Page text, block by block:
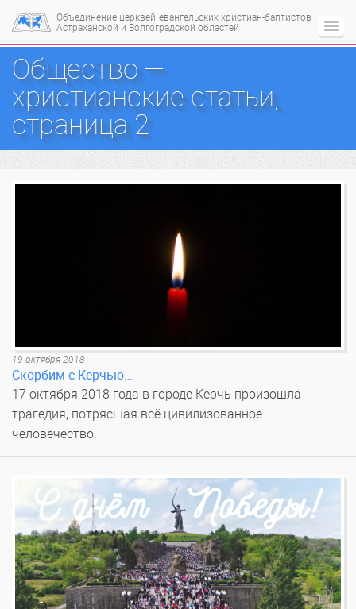
Объединение церквей евангельских христиан-баптистов
Астраханской и Волгоградской областей
Общество —
христианские статьи,
страница 2
19 октября 2018
Скорбим с Керчью…
17 октября 2018 года в городе Керчь произошла
трагедия, потрясшая всё цивилизованное
человечество.